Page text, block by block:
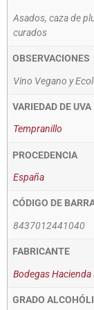
Asados, caza de
curados
OBSERVACIONES
Vino Vegano y
VARIEDAD DE UVA
Tempranillo
PROCEDENCIA
España
CÓDIGO DE
8437012441040
FABRICANTE
Bodegas Hacienda
GRADO